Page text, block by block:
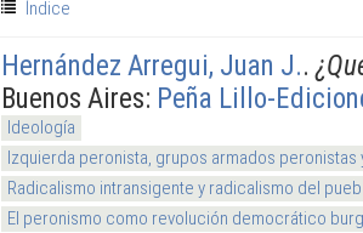
Índice
Hernández Arregui, Juan J..
Buenos Aires: Peña Lillo-
Ideología
Izquierda peronista, grupos armados
Radicalismo intransigente y radicalismo del
El peronismo como revolución democrático